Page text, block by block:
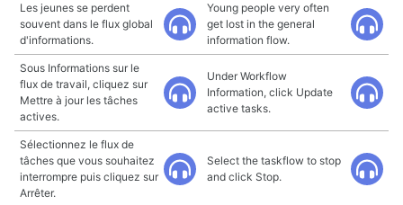
Les jeunes se perdent
souvent dans le flux global
d'informations.
Young people very often
get lost in the general
information flow.
Sous Informations sur le
flux de travail, cliquez sur
Mettre à jour les tâches
actives.
Under Workflow
Information, click Update
active tasks.
Sélectionnez le flux de
tâches que vous souhaitez
interrompre puis cliquez sur
Arrêter.
Select the taskflow to stop
and click Stop.